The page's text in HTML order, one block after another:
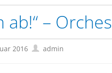
ab!“ –
2016 admin